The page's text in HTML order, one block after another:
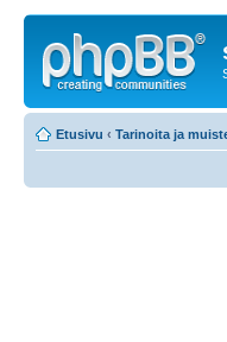
Etusivu ‹ Tarinoita ja